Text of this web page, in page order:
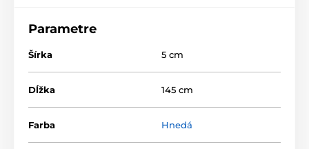
Parametre
Šírka 5 cm
Dĺžka 145 cm
Farba Hnedá